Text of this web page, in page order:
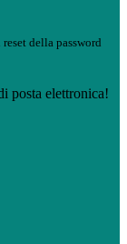
della password
posta elettronica!